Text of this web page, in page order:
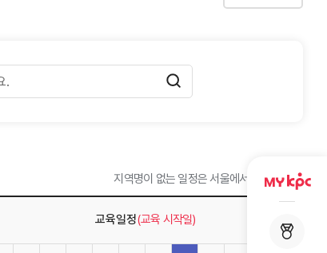
지역명이 없는 일정은 서울에서 개설됩니다.
교육일정(교육 시작일)